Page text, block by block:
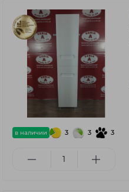
в наличии 3 3 3